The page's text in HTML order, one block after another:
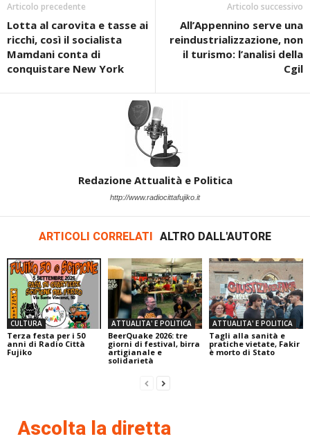
Articolo precedente
Lotta al carovita e tasse ai
ricchi, così il socialista
Mamdani conta di
conquistare New York
Articolo successivo
All’Appennino serve una
reindustrializzazione, non
il turismo: l’analisi della
Cgil
Redazione Attualità e Politica
http://www.radiocittafujiko.it
ARTICOLI CORRELATI ALTRO DALL'AUTORE
CULTURA
Terza festa per i 50
anni di Radio Città
Fujiko
ATTUALITA' E POLITICA
BeerQuake 2026: tre
giorni di festival, birra
artigianale e
solidarietà
ATTUALITA' E POLITICA
Tagli alla sanità e
pratiche vietate, Fakir
è morto di Stato
Ascolta la diretta